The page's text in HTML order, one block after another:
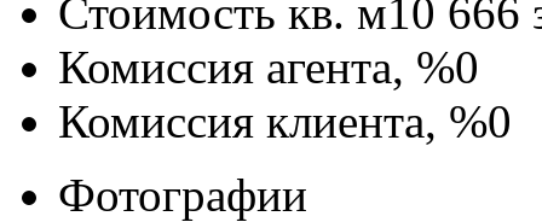
Стоимость кв. м10 666
Комиссия агента, %0
Комиссия клиента, %0
Фотографии